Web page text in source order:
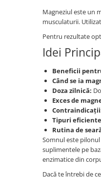
Lenjerii Damasc Egiptean
Lenjerii De Pat, Finet
Lenjerii De Pat Damasc 1
Lenjerii De Pat, Imprimeu
Magneziul este un
musculaturii.
Pentru rezultate
Idei
Beneficii
Când se ia
Doza zilnică:
Exces de
Tipuri
Rutina de
Somnul este
suplimentele pe
enzimatice din
Dacă te întrebi de